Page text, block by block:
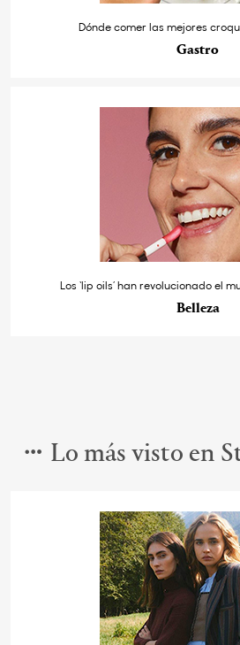
Dónde comer las mejores
Gastro
Los ‘lip oils’ han revolucionado el
Belleza
Lo más visto en